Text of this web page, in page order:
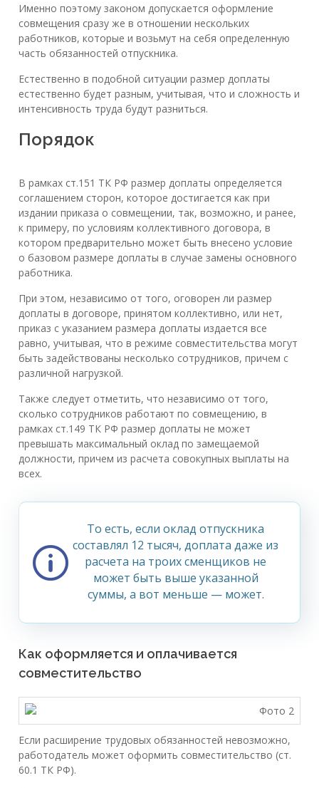
Именно поэтому законом допускается оформление
совмещения сразу же в отношении нескольких
работников, которые и возьмут на себя определенную
часть обязанностей отпускника.
Естественно в подобной ситуации размер доплаты
естественно будет разным, учитывая, что и сложность и
интенсивность труда будут разниться.
Порядок
В рамках ст.151 ТК РФ размер доплаты определяется
соглашением сторон, которое достигается как при
издании приказа о совмещении, так, возможно, и ранее,
к примеру, по условиям коллективного договора, в
котором предварительно может быть внесено условие
о базовом размере доплаты в случае замены основного
работника.
При этом, независимо от того, оговорен ли размер
доплаты в договоре, принятом коллективно, или нет,
приказ с указанием размера доплаты издается все
равно, учитывая, что в режиме совместительства могут
быть задействованы несколько сотрудников, причем с
различной нагрузкой.
Также следует отметить, что независимо от того,
сколько сотрудников работают по совмещению, в
рамках ст.149 ТК РФ размер доплаты не может
превышать максимальный оклад по замещаемой
должности, причем из расчета совокупных выплаты на
всех.
То есть, если оклад отпускника
составлял 12 тысяч, доплата даже из
расчета на троих сменщиков не
может быть выше указанной
суммы, а вот меньше — может.
Как оформляется и оплачивается
совместительство
Если расширение трудовых обязанностей невозможно,
работодатель может оформить совместительство (ст.
60.1 ТК РФ).